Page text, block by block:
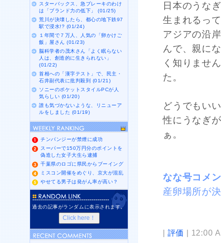
日本のうな
生まれるっ
アジアの沿
んで、親に
く知りませ
た。
どうでもい
性にうなぎ
ぁ。
なな号コ
産卵場所が
| 評価 | 12:00
スターバックス、急ブレーキのわけ
は「ブランド力の低下」 (01/25)
荒川が決壊したら、都心の地下鉄97
駅で浸水!? (01/24)
１年間で７万人、人気の「卵かけご
飯」屋さん (01/23)
脳科学者の茂木さん「よく眠らない
人は、創造的に生きられない」
(01/22)
首相への「漢字テスト」で、民主・
石井副代表に批判殺到 (01/21)
ソニーのポケットスタイルPCが人
気らしい (01/20)
誰も気づかないような、リニューア
ルをしました (01/19)
チンパンジーが禁煙に成功
スーパーで150万円分のポイントを
偽造した女子大生ら逮捕
千葉県のロゴに県民からブーイング
ミスコン開催をめぐり、京大が混乱
やせてる男子は発がん率が高い？
過去の記事がランダムに表示されます。